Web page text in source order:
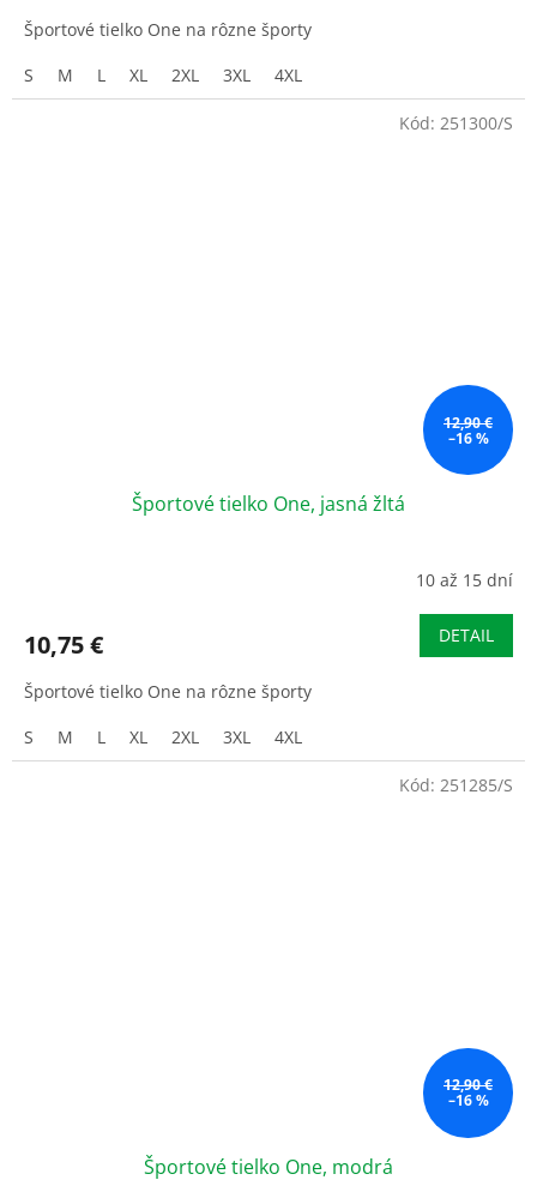
Športové tielko One na rôzne športy
S
M L XL 2XL 3XL 4XL
12,90 €
–16 %
Športové tielko One, jasná žltá
10 až 15 dní
10,75 € DETAIL
Športové tielko One na rôzne športy
S
M L XL 2XL 3XL 4XL
Kód: 251300/S
12,90 €
–16 %
Športové tielko One, modrá
Kód: 251285/S